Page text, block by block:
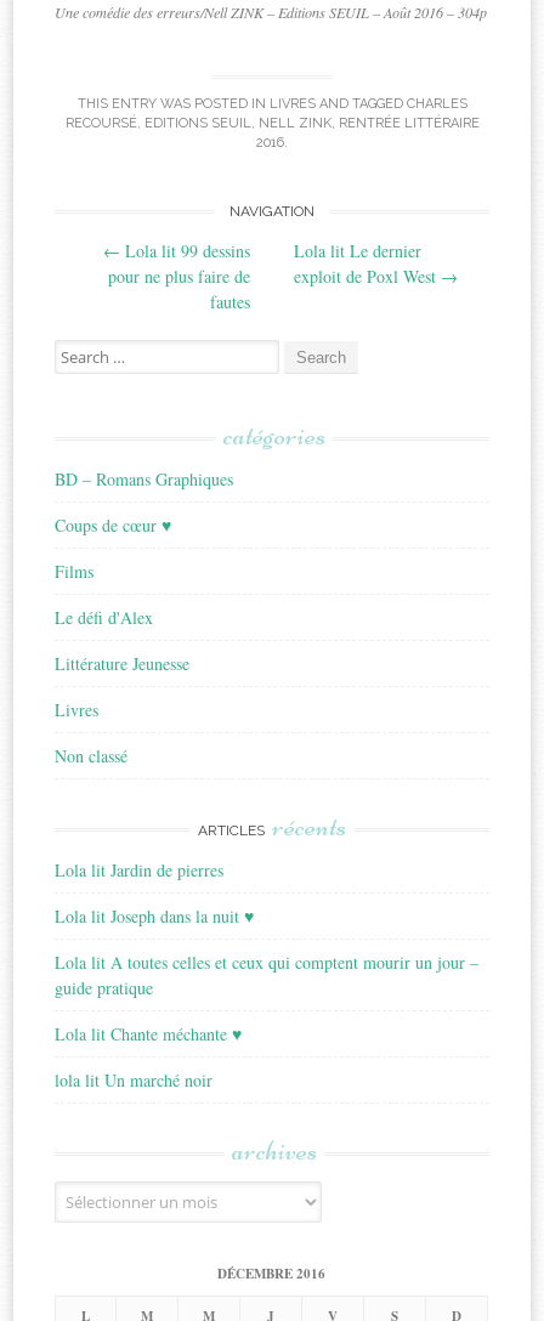
Une comédie des erreurs/Nell ZINK – Editions SEUIL – Août 2016 – 304p
THIS ENTRY WAS POSTED IN LIVRESAND TAGGED CHARLES
RECOURSÉ, EDITIONS SEUIL, NELL ZINK, RENTRÉE LITTÉRAIRE
2016.
navigation
NAVIGATION
← Lola lit 99 dessins
pour ne plus faire de
fautes
Lola lit Le dernier
exploit de Poxl West →
Search
for:
catégories
BD – Romans Graphiques
Coups de cœur ♥
Films
Le défi d'Alex
Littérature Jeunesse
Livres
Non classé
ARTICLES récents
Lola lit Jardin de pierres
Lola lit Joseph dans la nuit ♥
Lola lit A toutes celles et ceux qui comptent mourir un jour –
guide pratique
Lola lit Chante méchante ♥
lola lit Un marché noir
archives
Archives
DÉCEMBRE 2016
L M M J V S D